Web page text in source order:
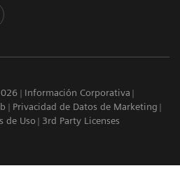
Información Corporativa
Privacidad de Datos de Marketing
de Uso 3rd Party Licenses